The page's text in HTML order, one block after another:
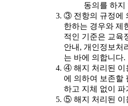
동의를 하지
③ 전항의 규정에
한하는 경우와 제
적인 기준은 교육
안내, 개인정보처
는 바에 의합니다.
④ 해지 처리된 이
에 의하여 보존할
하고 지체 없이 파
⑤ 해지 처리된 이